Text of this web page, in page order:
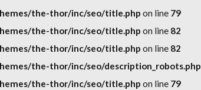
the-thor/inc/seo/title.php on line 79
the-thor/inc/seo/title.php on line 82
the-thor/inc/seo/title.php on line 82
the-thor/inc/seo/description_robots.php
the-thor/inc/seo/title.php on line 79